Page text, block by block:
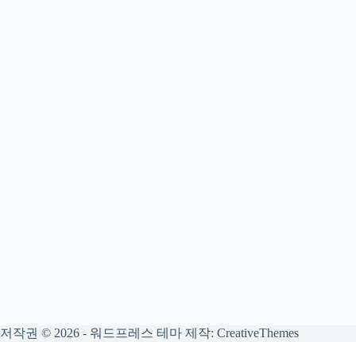
저작권 © 2026 - 워드프레스 테마 제작: CreativeThemes